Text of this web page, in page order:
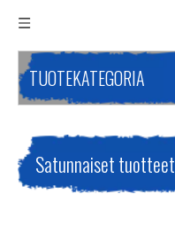
TUOTEKATEGORIA
Satunnaiset tuotteet